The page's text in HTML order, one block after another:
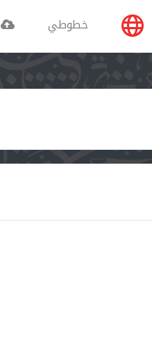
خطوطي